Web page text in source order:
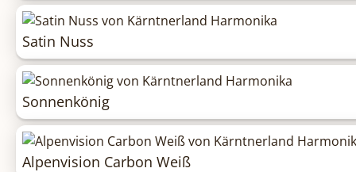
Satin Nuss
Sonnenkönig
Alpenvision Carbon Weiß